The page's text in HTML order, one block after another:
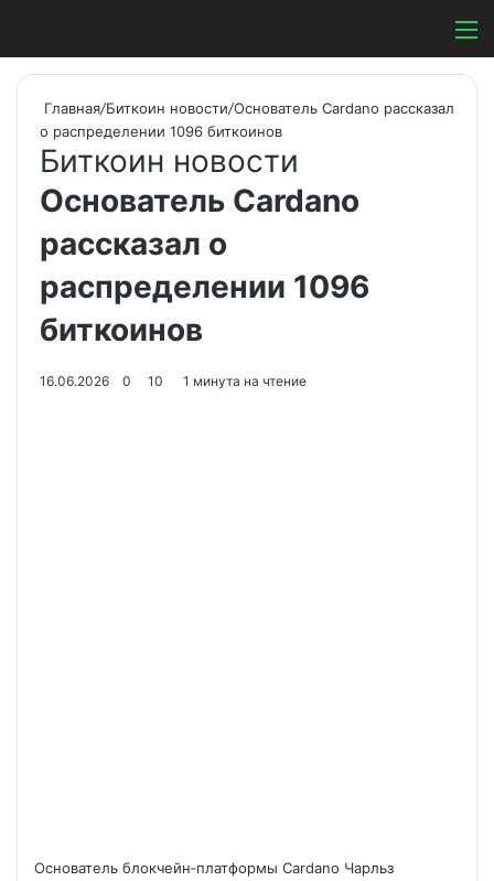
Switch skin
Главная/Биткоин новости/Основатель Cardano рассказал
о распределении 1096 биткоинов
Биткоин новости
Основатель Cardano
рассказал о
распределении 1096
биткоинов
16.06.2026 0 10 1 минута на чтение
Основатель блокчейн‑платформы Cardano Чарльз